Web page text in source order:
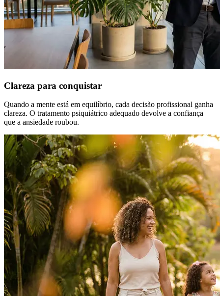
Clareza para conquistar
Quando a mente está em equilíbrio, cada decisão profissional ganha
clareza. O tratamento psiquiátrico adequado devolve a confiança
que a ansiedade roubou.